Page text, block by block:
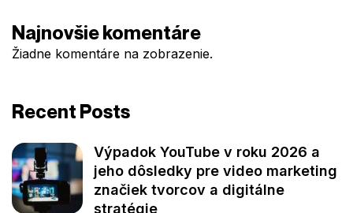
Najnovšie komentáre
Žiadne komentáre na zobrazenie.
Recent Posts
Výpadok YouTube v roku 2026 a
jeho dôsledky pre video marketing
značiek tvorcov a digitálne
stratégie